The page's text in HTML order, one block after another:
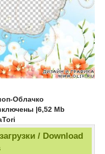
Облачко
|6,52 Mb
/ Download